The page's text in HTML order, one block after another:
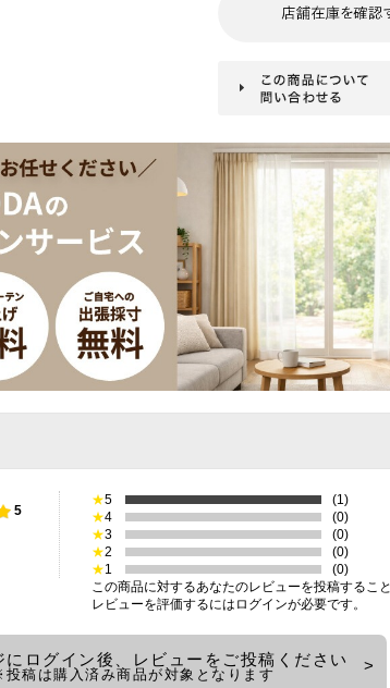
5
★5
(1)
★4
(0)
★3
(0)
★2
(0)
★1
(0)
この商品に対するあなたのレビューを投稿するこ
レビューを評価するには ログインが必要です。
にログイン後、レビューをご投稿ください
稿は購入済み商品が対象となります